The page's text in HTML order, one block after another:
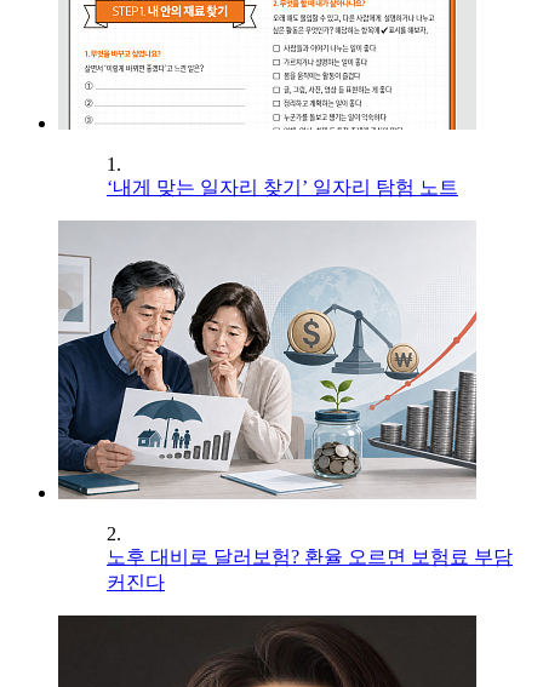
1.
‘내게 맞는 일자리 찾기’ 일자리 탐험 노트
2.
노후 대비로 달러보험? 환율 오르면 보험료 부담
커진다